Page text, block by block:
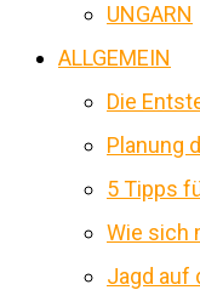
UNGARN
ALLGEMEIN
Die
Planung
5 Tipps
Wie sich
Jagd auf